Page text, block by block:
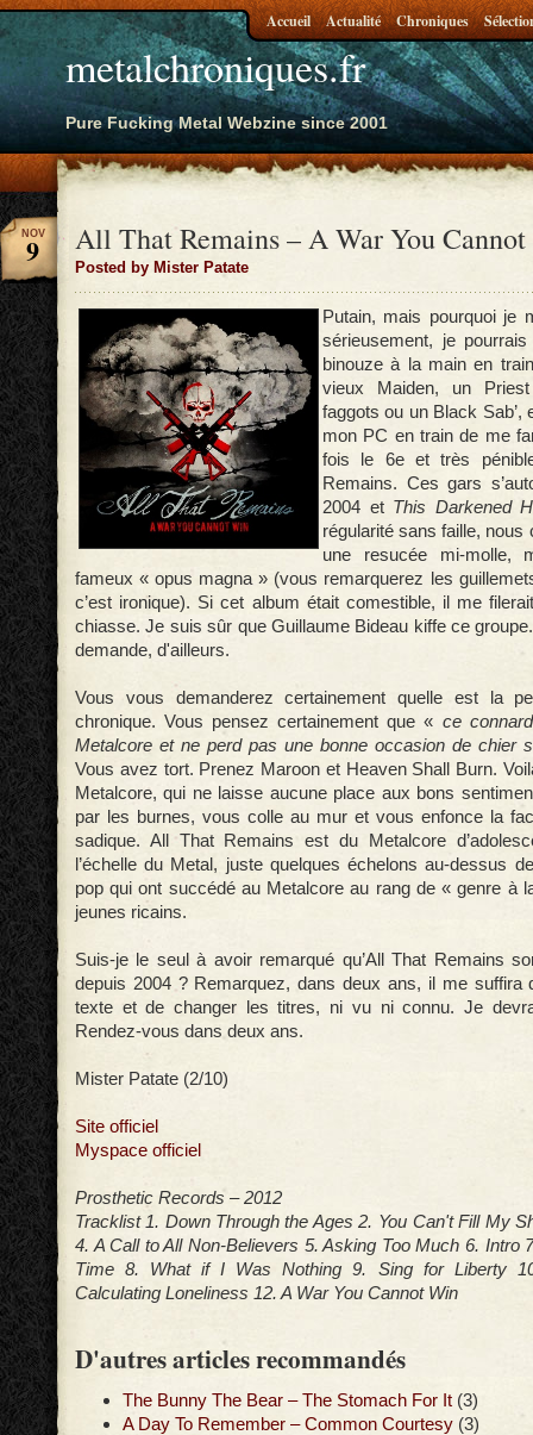
metalchroniques.fr
Pure Fucking Metal Webzine since 2001
Accueil Actualité Chroniques
All That Remains – A War You
Posted by Mister Patate
NOV
9
Putain, mais pourquoi je
sérieusement, je
binouze à la main en
vieux Maiden, un
faggots ou un Black Sab’,
mon PC en train de me
fois le 6e et très
Remains. Ces gars
2004 et This Darkened
régularité sans faille, nous
une resucée mi-molle,
fameux « opus magna » (vous remarquerez les
c’est ironique). Si cet album était comestible, il me
chiasse. Je suis sûr que Guillaume Bideau kiffe ce
demande, d'ailleurs.
Vous vous demanderez certainement quelle est la
chronique. Vous pensez certainement que « ce
Metalcore et ne perd pas une bonne occasion de chier
Vous avez tort. Prenez Maroon et Heaven Shall Burn.
Metalcore, qui ne laisse aucune place aux bons
par les burnes, vous colle au mur et vous enfonce la
sadique. All That Remains est du Metalcore
l’échelle du Metal, juste quelques échelons au-dessus
pop qui ont succédé au Metalcore au rang de « genre à
jeunes ricains.
Suis-je le seul à avoir remarqué qu’All That Remains
depuis 2004 ? Remarquez, dans deux ans, il me suffira
texte et de changer les titres, ni vu ni connu. Je
Rendez-vous dans deux ans.
Mister Patate (2/10)
Site officiel
Myspace officiel
Prosthetic Records – 2012
Tracklist 1. Down Through the Ages 2. You Can't Fill My
4. A Call to All Non-Believers 5. Asking Too Much 6. Intro
Time 8. What if I Was Nothing 9. Sing for Liberty
Calculating Loneliness 12. A War You Cannot Win
D'autres articles recommandés
The Bunny The Bear – The Stomach For It (3)
A Day To Remember – Common Courtesy (3)